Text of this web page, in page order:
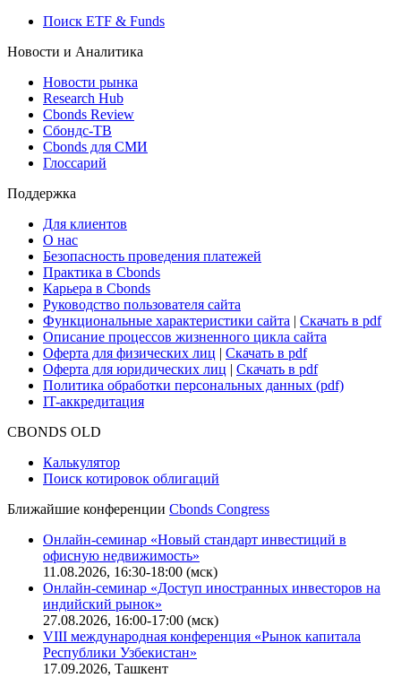
Поиск ETF & Funds
Новости и Аналитика
Новости рынка
Research Hub
Cbonds Review
Сбондс-ТВ
Cbonds для СМИ
Глоссарий
Поддержка
Для клиентов
О нас
Безопасность проведения платежей
Практика в Cbonds
Карьера в Cbonds
Руководство пользователя сайта
Функциональные характеристики сайта | Скачать в pdf
Описание процессов жизненного цикла сайта
Оферта для физических лиц | Скачать в pdf
Оферта для юридических лиц | Скачать в pdf
Политика обработки персональных данных (pdf)
IT-аккредитация
CBONDS OLD
Калькулятор
Поиск котировок облигаций
Ближайшие конференции Cbonds Congress
Онлайн-семинар «Новый стандарт инвестиций в
офисную недвижимость»
11.08.2026, 16:30-18:00 (мск)
Онлайн-семинар «Доступ иностранных инвесторов на
индийский рынок»
27.08.2026, 16:00-17:00 (мск)
VIII международная конференция «Рынок капитала
Республики Узбекистан»
17.09.2026, Ташкент